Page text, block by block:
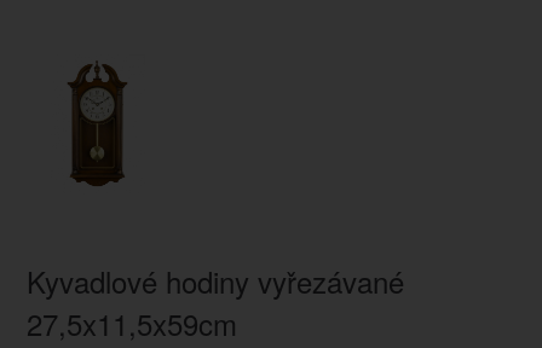
Kyvadlové hodiny vyřezávané
27,5x11,5x59cm